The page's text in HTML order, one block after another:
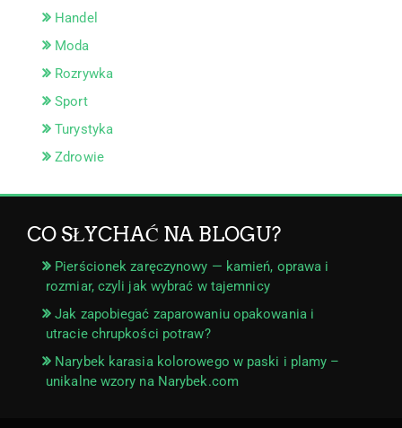
Handel
Moda
Rozrywka
Sport
Turystyka
Zdrowie
CO SŁYCHAĆ NA BLOGU?
Pierścionek zaręczynowy — kamień, oprawa i
rozmiar, czyli jak wybrać w tajemnicy
Jak zapobiegać zaparowaniu opakowania i
utracie chrupkości potraw?
Narybek karasia kolorowego w paski i plamy –
unikalne wzory na Narybek.com